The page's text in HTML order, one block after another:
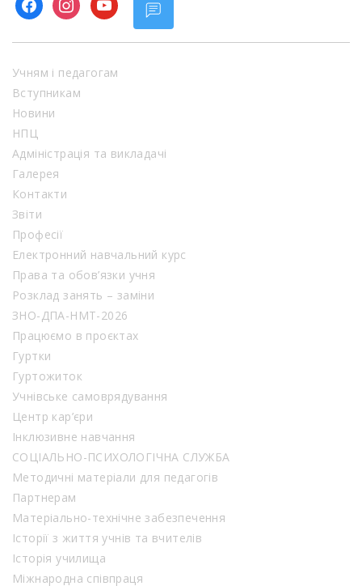
Учням і педагогам
Вступникам
Новини
НПЦ
Адміністрація та викладачі
Галерея
Контакти
Звіти
Професії
Електронний навчальний курс
Права та обов’язки учня
Розклад занять – заміни
ЗНО-ДПА-НМТ-2026
Працюємо в проєктах
Гуртки
Гуртожиток
Учнівське самоврядування
Центр кар’єри
Інклюзивне навчання
СОЦІАЛЬНО-ПСИХОЛОГІЧНА СЛУЖБА
Методичні матеріали для педагогів
Партнерам
Матеріально-технічне забезпечення
Історії з життя учнів та вчителів
Історія училища
Міжнародна співпраця